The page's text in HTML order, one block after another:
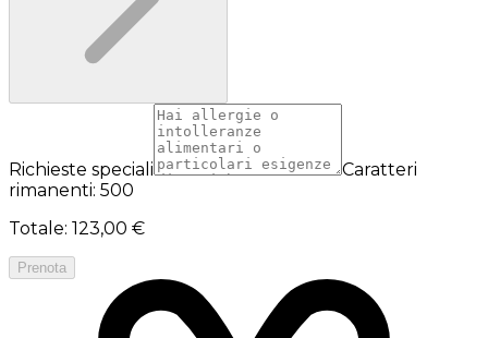
Richieste speciali
Caratteri
rimanenti: 500
Totale: 123,00 €
Prenota